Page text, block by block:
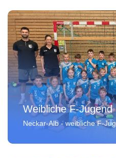
Weibliche F-Jugend
Neckar-Alb - weibliche F-